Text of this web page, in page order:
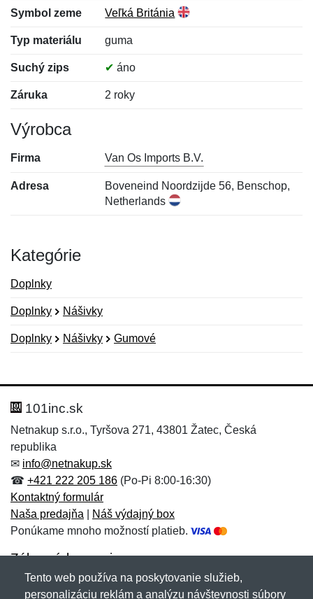
Symbol zeme Veľká Británia
Typ materiálu guma
Suchý zips ✔ áno
Záruka 2 roky
Výrobca
Firma Van Os Imports B.V.
Adresa
Boveneind Noordzijde 56, Benschop,
Netherlands
Kategórie
Doplnky
Doplnky Nášivky
Doplnky Nášivky Gumové
Hodnotenie:
Meno:*
E-mail:
Správa*
Meno:
E-mail:*
Správa*
101inc.sk
Netnakup s.r.o., Tyršova 271, 43801 Žatec, Česká
republika
✉ info@netnakup.sk
☎ +421 222 205 186 (Po-Pi 8:00-16:30)
Kontaktný formulár
Naša predajňa
Náš výdajný box
Ponúkame mnoho možností platieb.
Zákaznícky servis
Novinky emailom
Tento web používa na poskytovanie služieb,
personalizáciu reklám a analýzu návštevnosti súbory